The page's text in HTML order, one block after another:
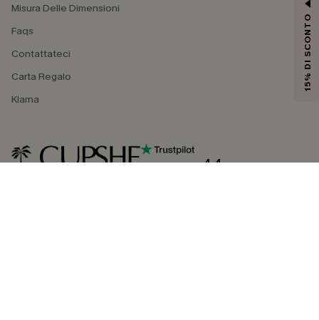
Misura Delle Dimensioni
Faqs
Contattateci
Carta Regalo
Klarna
4.4
15% DI SCONTO